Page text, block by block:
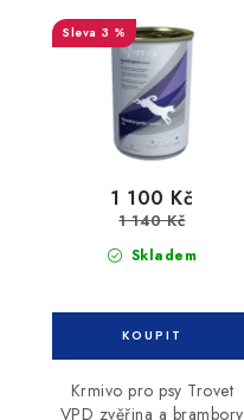
konzerva pes
3 %
Skladem
1 100 Kč
1 140 Kč
Krmivo pro psy Trovet
VPD zvěřina a brambory